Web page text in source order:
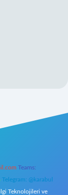
Teams:
Telegram: @karabul
Teknolojileri ve